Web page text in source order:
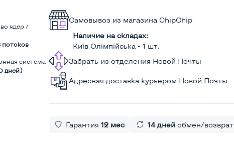
ядер /
потоков
система
дней)
Самовывоз из магазина ChipChip
Наличие на складах:
Київ Олімпійська - 1 шт.
Забрать из отделения Новой Почты
Адресная доставка курьером Новой Почты
Гарантия 12 мес 14 днейобмен/возврат